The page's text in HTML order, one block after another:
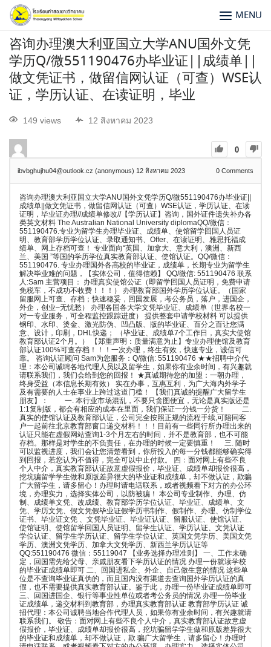
MENU
咨询办理澳大利亚国立大学ANU国外文凭
学历Q/微551190476办毕业证||成绩单||
做文凭证书，做留信网认证（可查）WSE认
证，学历认证、在读证明，毕业
149 views 12 สิงหาคม 2023
0
ibvbghujhu04@outlook.cz (anonymous) 12 สิงหาคม 2023 0 Comments
咨询办理澳大利亚国立大学ANU国外文凭学历Q/微551190476办毕业证||
成绩单||做文凭证书，做留信网认证（可查）WSE认证，学历认证、在读
证明，毕业证办理//成绩单修改//【学历认证】咨询，国外证件遗失补办各
类英文材料 The Australian National University diplomaQQ/微信：
551190476.专业为留学生办理毕业证、成绩单、使馆留学回国人员证
明、教育部学历学位认证、录取通知书、Offer、在读证明、雅思托福成
绩单、网上存档可查！ 专业面向“英国、加拿大、意大利，澳洲、新西
兰、美国 ”等国的学历学位真实教育部认证、使馆认证。QQ/微信：
551190476. 专业办理国外各高校的毕业证，成绩单，长期专业为留学生
解决毕业难的问题，【实体公司，值得信赖】 QQ/微信: 551190476 联系
人:Sam 主营项目： 办理真实使馆公证（即留学回国人员证明，免费申请
免税车，不成功不收费！！！） 办理教育部国外学历学位认证。（国家
留服网上可查、存档；快速稳妥，回国发展，考公务员，落户，进国企，
外企，创业–无忧愁） 办理各国各大学文凭毕业证、成绩单（世界名校一
对一专业服务，可全程监控跟踪进度） 提供整套申请学校材料 可以提供
钢印、水印、烫金、激光防伪、凹凸版、版的毕业证、百分之百让您满
意、设计，印刷，DHL快递； （毕业证、成绩单7个工作日，真实大使馆
教育部认证2个月。） 【郑重声明：质量满意为止】专业办理使馆及教育
部认证100%可查存档！！！一次办理，终生有效，快速专业，诚信可
靠。 咨询认证顾问 Sam为您服务：Q/微信: 551190476 ★★招聘中介代
理：本公司诚聘各地代理人员以及留学生，如果你有业余时间，有兴趣就
请联系我们，我们会给到您的回报！ ★真诚期待您的加盟：一朝办理，
终身受益（本信息长期有效） 实在办事，互惠互利，为广大海内外学子
及有需要的人士在事业上跨过这道门槛！ 【我们真诚的提醒广大留学生
朋友】： 一. 本行业市场混乱，不要只贪图便宜，无论是真实版还是
1:1复制版，都会有相应的成本在里面，我们保证一分钱一分货！ 二.
真实的使馆认证及教育部认证，公司完全按照正规的流程手续,可陪同客
户一起前往北京教育部窗口递交材料！！！目前有一些同行所办理出来的
认证只能在虚假网站查询1-3个月左右的时间，并不是教育部，也不可能
存档。那样是对学生的不负责任，在办理的时候一定要慎重！ 三. 随时
可以监视进度，我们会让您清楚看到，你所投入的每一分钱都能够确实得
到回报，若您认为不值得，完全可以中止付款。 四：面对网上有些不良
个人中介，真实教育部认证故意虚假报价，毕业证、成绩单却报价很高，
挖坑骗留学学生做和原版差异很大的毕业证和成绩单，却不做认证，欺骗
广大留学生，请多留心！办理时请电话联系，或者视频看下对方的办公环
境，办理实力，选择实体公司，以防被骗！ 本公司专业制作、办理、仿
制、成绩单文凭、改成绩、教育部学历学位认证、毕业证、成绩单、文
凭、学历文凭、假文凭假毕业证假学历书制作、假制作、办理、仿制学位
证书、毕业证文凭 、文凭毕业证、毕业证认证、留服认证、使馆认证、
使馆证明、使馆留学回国人员证明、留学生认证、学历认证、文凭认证
学位认证、留学生学历认证、留学生学位认证、英国文凭学历、美国文凭
学历、澳洲文凭学历、加拿大文凭学历、新西兰学历认证等
QQ:551190476 微信：55119047 【业务选择办理准则】 一、工作未确
定，回国需先给父母、亲戚朋友看下学历认证的情况 办理一份就读学校
的毕业证成绩单即可 二、回国进私企、外企、自己做生意的情况 这些单
位是不查询毕业证真伪的，而且国内没有渠道去查询国外学历认证的真
假，也不需要提供真实教育部认证。鉴于此，办理一份毕业证成绩单即可
三、回国进国企、银行等事业性单位或者考公务员的情况 办理一份毕业
证成绩单，递交材料到教育部，办理真实教育部认证 教育部学历认证 诚
招代理：本公司诚聘当地合作代理人员，如果你有业余时间，有兴趣就请
联系我们。 敬告：面对网上有些不良个人中介，真实教育部认证故意虚
假报价，毕业证、成绩单却报价很高，挖坑骗留学学生做和原版差异很大
的毕业证和成绩单，却不做认证，欺 骗广大留学生，请多留心！办理时